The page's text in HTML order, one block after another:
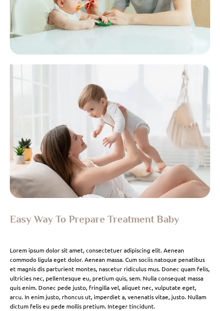
Easy Way To Prepare Treatment Baby
Lorem ipsum dolor sit amet, consectetuer adipiscing elit. Aenean
commodo ligula eget dolor. Aenean massa. Cum sociis natoque penatibus
et magnis dis parturient montes, nascetur ridiculus mus. Donec quam felis,
ultricies nec, pellentesque eu, pretium quis, sem. Nulla consequat massa
quis enim. Donec pede justo, fringilla vel, aliquet nec, vulputate eget,
arcu. In enim justo, rhoncus ut, imperdiet a, venenatis vitae, justo. Nullam
dictum felis eu pede mollis pretium. Integer tincidunt.